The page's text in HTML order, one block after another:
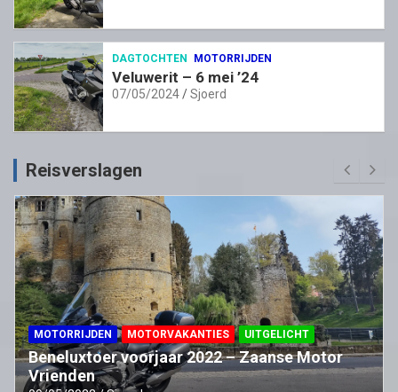
DAGTOCHTEN MOTORRIJDEN
Veluwerit – 6 mei ’24
07/05/2024 Sjoerd
Reisverslagen
MOTORRIJDEN MOTORVAKANTIES UITGELICHT
Beneluxtoer voorjaar 2022 – Zaanse Motor
Vrienden